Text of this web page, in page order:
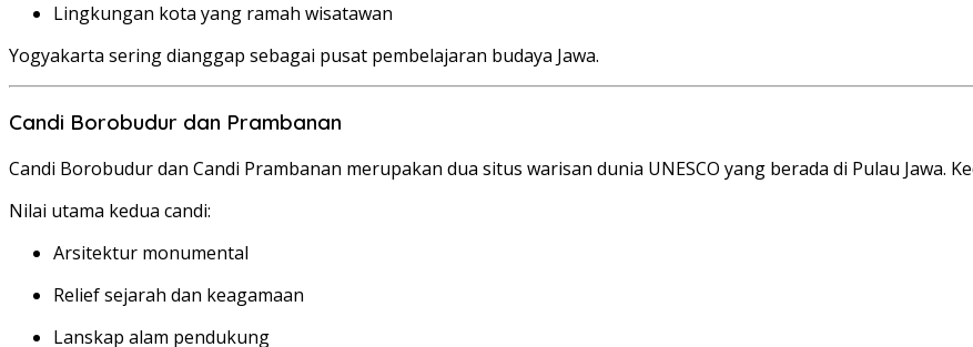
Lingkungan kota yang ramah wisatawan
Yogyakarta sering dianggap sebagai pusat pembelajaran budaya Jawa.
Candi Borobudur dan Prambanan
Candi Borobudur dan Candi Prambanan merupakan dua situs warisan dunia UNESCO yang berada di Pulau Jawa.
Nilai utama kedua candi:
Arsitektur monumental
Relief sejarah dan keagamaan
Lanskap alam pendukung